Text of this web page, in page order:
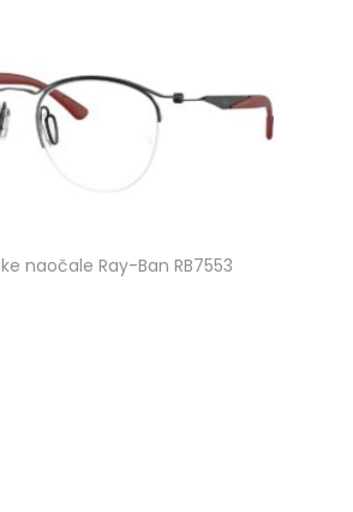
naočale Ray-Ban RB7553